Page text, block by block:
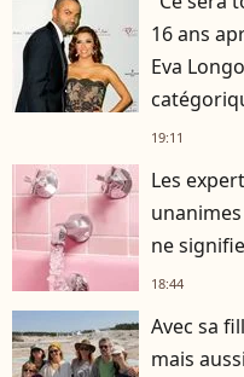
16 ans
Eva
19:11
Les
ne
18:44
Avec sa
mais